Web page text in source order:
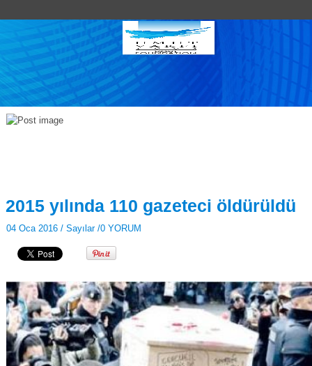
2015 yılında 110 gazeteci öldürüldü
04 Oca 2016 / Sayılar/0 YORUM